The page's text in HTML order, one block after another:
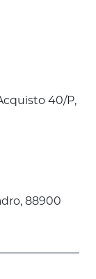
40/P,
88900